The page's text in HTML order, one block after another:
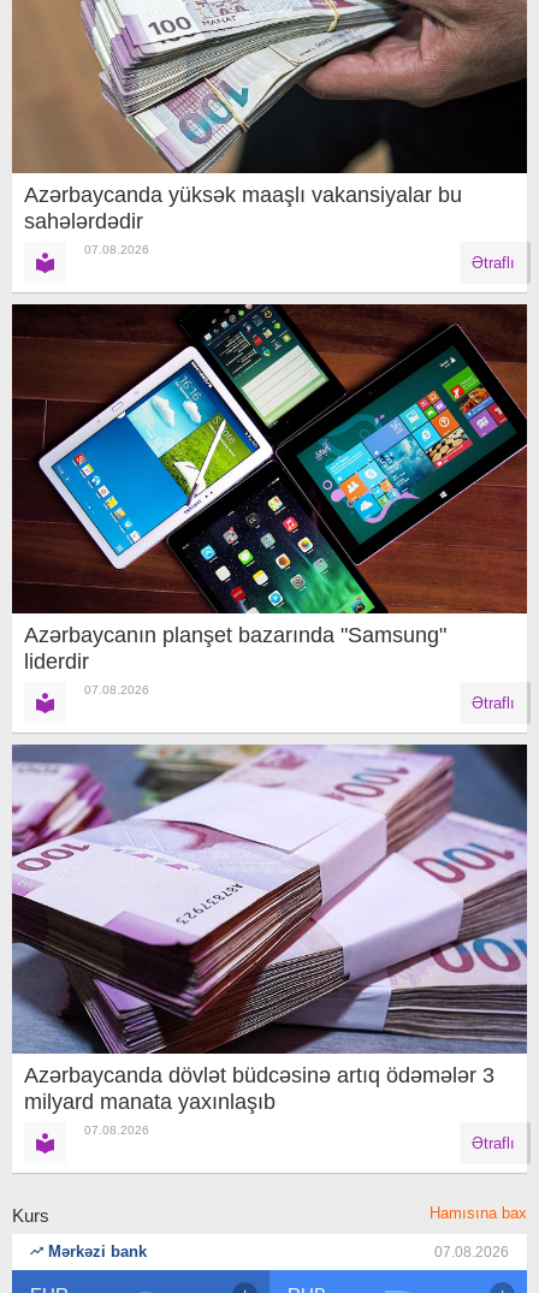
Azərbaycanda yüksək maaşlı vakansiyalar bu
sahələrdədir
07.08.2026
Ətraflı
Azərbaycanın planşet bazarında "Samsung"
liderdir
07.08.2026
Ətraflı
Azərbaycanda dövlət büdcəsinə artıq ödəmələr 3
milyard manata yaxınlaşıb
07.08.2026
Ətraflı
Kurs Hamısına bax
Mərkəzi bank 07.08.2026